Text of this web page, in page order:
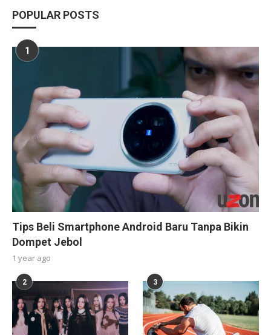
POPULAR POSTS
1
Tips Beli Smartphone Android Baru Tanpa Bikin
Dompet Jebol
1 year ago
2 3